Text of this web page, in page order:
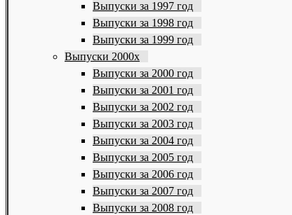
Выпуски за 1997 год
Выпуски за 1998 год
Выпуски за 1999 год
Выпуски 2000х
Выпуски за 2000 год
Выпуски за 2001 год
Выпуски за 2002 год
Выпуски за 2003 год
Выпуски за 2004 год
Выпуски за 2005 год
Выпуски за 2006 год
Выпуски за 2007 год
Выпуски за 2008 год